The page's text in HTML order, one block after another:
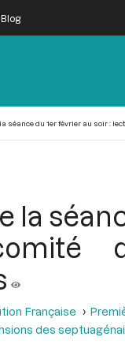
Blog
séance du 1er février au soir :
la
Française
des